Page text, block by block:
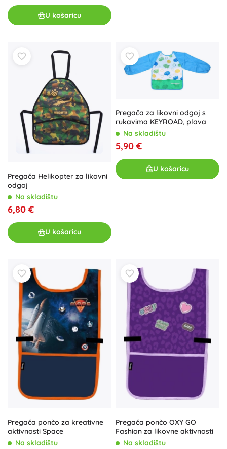
U košaricu
Pregača Helikopter za likovni
odgoj
Na skladištu
6,80 €
U košaricu
Pregača za likovni odgoj s
rukavima KEYROAD, plava
Na skladištu
5,90 €
U košaricu
Pregača pončo za kreativne
aktivnosti Space
Na skladištu
Pregača pončo OXY GO
Fashion za likovne aktivnosti
Na skladištu